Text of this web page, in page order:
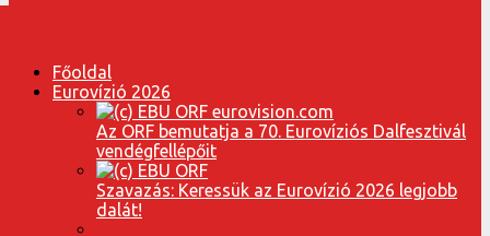
Főoldal
Eurovízió 2026
Az ORF bemutatja a 70. Eurovíziós Dalfesztivál
vendégfellépőit
Szavazás: Keressük az Eurovízió 2026 legjobb
dalát!